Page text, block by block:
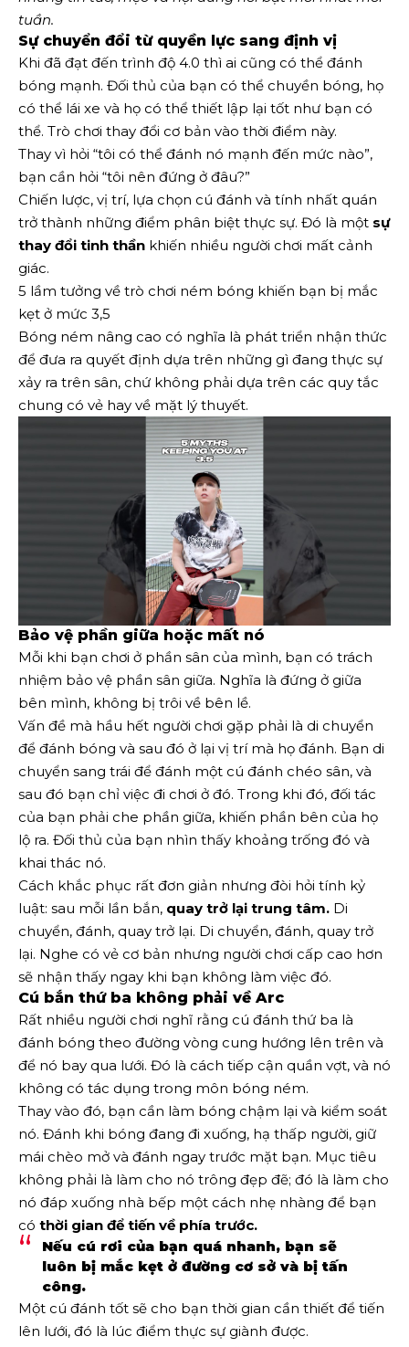
tuần.
Sự chuyển đổi từ quyền lực sang định vị
Khi đã đạt đến trình độ 4.0 thì ai cũng có thể đánh
bóng mạnh. Đối thủ của bạn có thể chuyền bóng, họ
có thể lái xe và họ có thể thiết lập lại tốt như bạn có
thể. Trò chơi thay đổi cơ bản vào thời điểm này.
Thay vì hỏi “tôi có thể đánh nó mạnh đến mức nào”,
bạn cần hỏi “tôi nên đứng ở đâu?”
Chiến lược, vị trí, lựa chọn cú đánh và tính nhất quán
trở thành những điểm phân biệt thực sự. Đó là một sự
thay đổi tinh thần khiến nhiều người chơi mất cảnh
giác.
5 lầm tưởng về trò chơi ném bóng khiến bạn bị mắc
kẹt ở mức 3,5
Bóng ném nâng cao có nghĩa là phát triển nhận thức
để đưa ra quyết định dựa trên những gì đang thực sự
xảy ra trên sân, chứ không phải dựa trên các quy tắc
chung có vẻ hay về mặt lý thuyết.
Bảo vệ phần giữa hoặc mất nó
Mỗi khi bạn chơi ở phần sân của mình, bạn có trách
nhiệm bảo vệ phần sân giữa. Nghĩa là đứng ở giữa
bên mình, không bị trôi về bên lề.
Vấn đề mà hầu hết người chơi gặp phải là di chuyển
để đánh bóng và sau đó ở lại vị trí mà họ đánh. Bạn di
chuyển sang trái để đánh một cú đánh chéo sân, và
sau đó bạn chỉ việc đi chơi ở đó. Trong khi đó, đối tác
của bạn phải che phần giữa, khiến phần bên của họ
lộ ra. Đối thủ của bạn nhìn thấy khoảng trống đó và
khai thác nó.
Cách khắc phục rất đơn giản nhưng đòi hỏi tính kỷ
luật: sau mỗi lần bắn, quay trở lại trung tâm. Di
chuyển, đánh, quay trở lại. Di chuyển, đánh, quay trở
lại. Nghe có vẻ cơ bản nhưng người chơi cấp cao hơn
sẽ nhận thấy ngay khi bạn không làm việc đó.
Cú bắn thứ ba không phải về Arc
Rất nhiều người chơi nghĩ rằng cú đánh thứ ba là
đánh bóng theo đường vòng cung hướng lên trên và
để nó bay qua lưới. Đó là cách tiếp cận quần vợt, và nó
không có tác dụng trong môn bóng ném.
Thay vào đó, bạn cần làm bóng chậm lại và kiểm soát
nó. Đánh khi bóng đang đi xuống, hạ thấp người, giữ
mái chèo mở và đánh ngay trước mặt bạn. Mục tiêu
không phải là làm cho nó trông đẹp đẽ; đó là làm cho
nó đáp xuống nhà bếp một cách nhẹ nhàng để bạn
có thời gian để tiến về phía trước.
Nếu cú ​​rơi của bạn quá nhanh, bạn sẽ
luôn bị mắc kẹt ở đường cơ sở và bị tấn
công.
Một cú đánh tốt sẽ cho bạn thời gian cần thiết để tiến
lên lưới, đó là lúc điểm thực sự giành được.